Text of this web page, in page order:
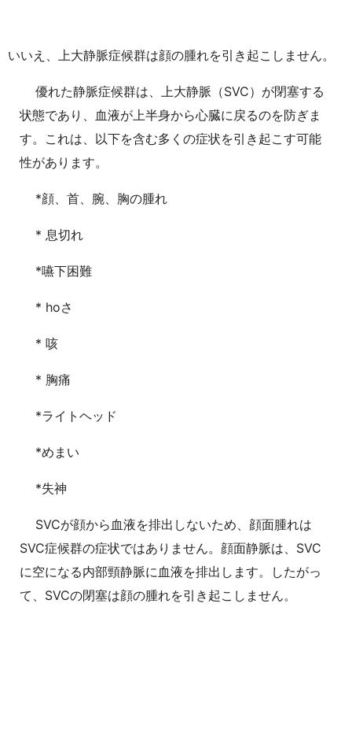
いいえ、上大静脈症候群は顔の腫れを引き起こしません。
優れた静脈症候群は、上大静脈（SVC）が閉塞する
状態であり、血液が上半身から心臓に戻るのを防ぎま
す。これは、以下を含む多くの症状を引き起こす可能
性があります。
*顔、首、腕、胸の腫れ
* 息切れ
*嚥下困難
* hoさ
* 咳
* 胸痛
*ライトヘッド
*めまい
*失神
SVCが顔から血液を排出しないため、顔面腫れは
SVC症候群の症状ではありません。顔面静脈は、SVC
に空になる内部頸静脈に血液を排出します。したがっ
て、SVCの閉塞は顔の腫れを引き起こしません。